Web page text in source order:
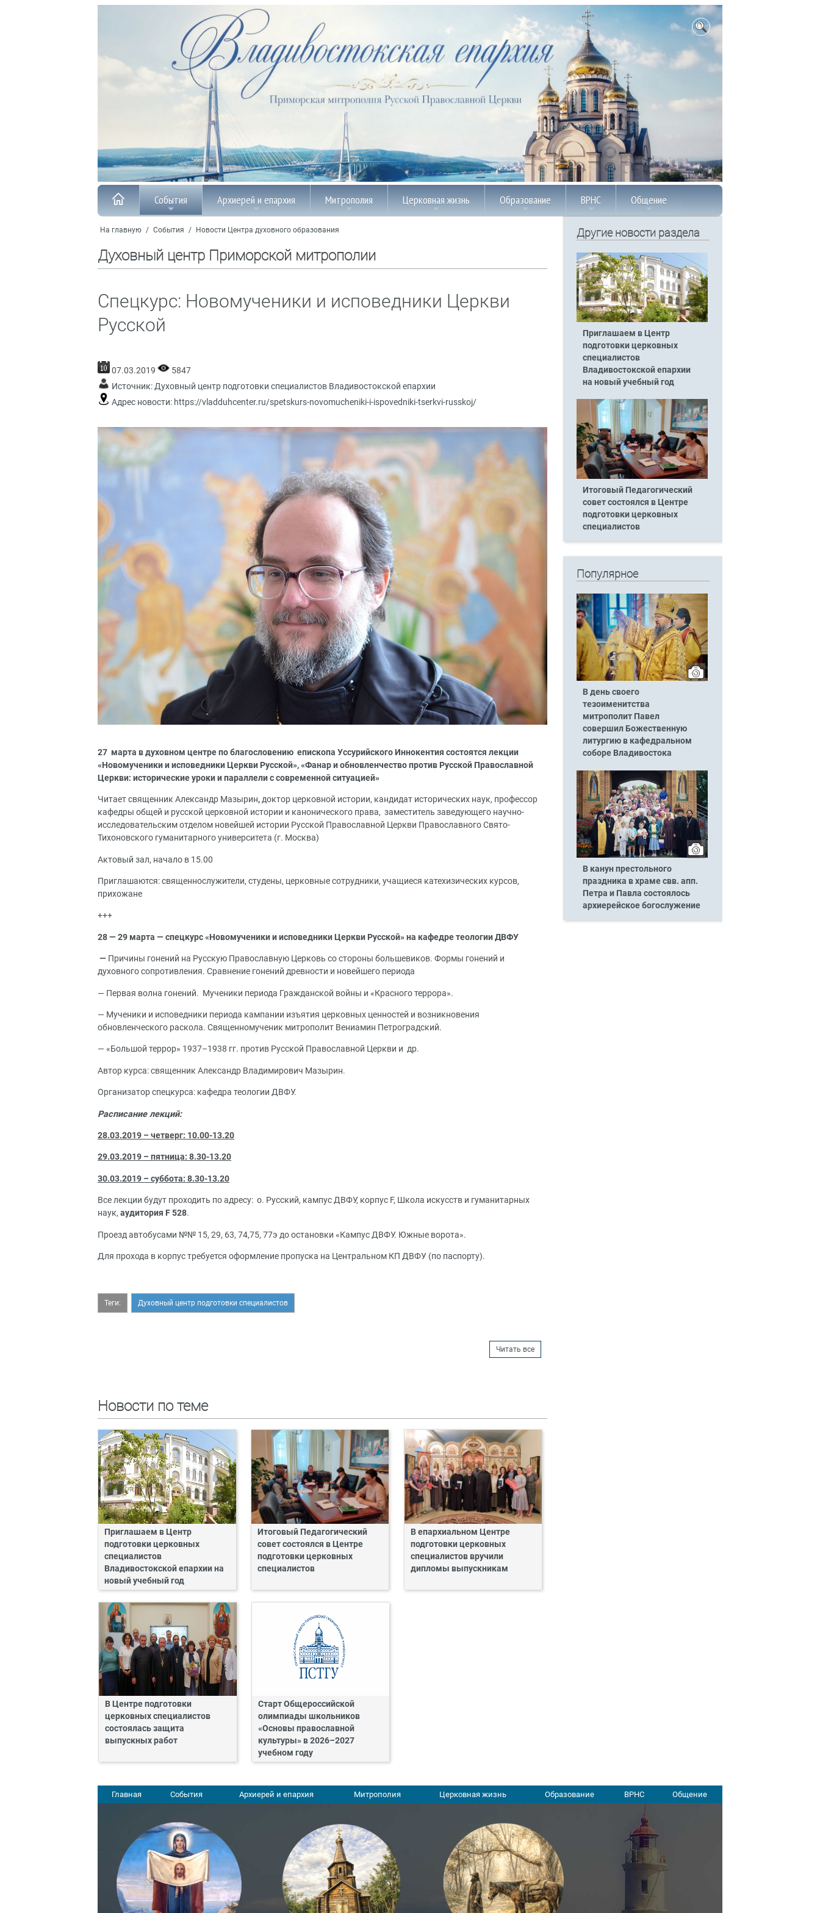
События Архиерей и епархия Митрополия Церковная жизнь Образование ВРНС Общение
На главную / События / Новости Центра духовного образования
Духовный центр Приморской митрополии
Спецкурс: Новомученики и исповедники Церкви
Русской
07.03.2019
5847
Источник:Духовный центр подготовки специалистов Владивостокской епархии
Адрес новости: https://vladduhcenter.ru/spetskurs-novomucheniki-i-ispovedniki-tserkvi-russkoj/
27 марта в духовном центре по благословению епископа Уссурийского Иннокентия состоятся лекции
«Новомученики и исповедники Церкви Русской»,«Фанар и обновленчествопротив Русской Православной
Церкви: исторические уроки и параллелис современной ситуацией»
Читает священник Александр Мазырин,доктор церковной истории, кандидат исторических наук, профессор
кафедры общей и русской церковной истории и канонического права, заместитель заведующего научно-
исследовательским отделом новейшей истории Русской Православной Церкви Православного Свято-
Тихоновского гуманитарного университета (г. Москва)
Актовый зал, начало в 15.00
Приглашаются: священнослужители, студены, церковные сотрудники, учащиеся катехизических курсов,
прихожане
+++
28 — 29 марта — спецкурс «Новомученики и исповедники Церкви Русской» на кафедре теологии ДВФУ
— Причины гонений на Русскую Православную Церковь со стороны большевиков. Формы гонений и
духовного сопротивления. Сравнение гонений древности и новейшего периода
— Первая волна гонений. Мученики периода Гражданской войны и «Красного террора».
— Мученики и исповедники периода кампании изъятия церковных ценностей и возникновения
обновленческого раскола. Священномученик митрополит Вениамин Петроградский.
— «Большой террор» 1937–1938 гг. против Русской Православной Церкви и др.
Автор курса: священник Александр Владимирович Мазырин.
Организатор спецкурса: кафедра теологии ДВФУ.
Расписание лекций:
28.03.2019 – четверг: 10.00-13.20
29.03.2019 – пятница: 8.30-13.20
30.03.2019 – суббота: 8.30-13.20
Все лекции будут проходить по адресу: о. Русский, кампус ДВФУ, корпус F, Школа искусств и гуманитарных
наук, аудитория F528.
Проезд автобусами №№ 15, 29, 63, 74,75, 77э до остановки «Кампус ДВФУ. Южные ворота».
Для прохода в корпус требуется оформление пропуска на Центральном КП ДВФУ (по паспорту).
Теги: Духовный центр подготовки специалистов
Читать все
Новости по теме
Приглашаем в Центр
подготовки церковных
специалистов
Владивостокской епархии на
новый учебный год
Итоговый Педагогический
совет состоялся в Центре
подготовки церковных
специалистов
В епархиальном Центре
подготовки церковных
специалистов вручили
дипломы выпускникам
В Центре подготовки
церковных специалистов
состоялась защита
выпускных работ
Старт Общероссийской
олимпиады школьников
«Основы православной
культуры» в 2026–2027
учебном году
Другие новости раздела
Приглашаем в Центр
подготовки церковных
специалистов
Владивостокской епархии
на новый учебный год
Итоговый Педагогический
совет состоялся в Центре
подготовки церковных
специалистов
Популярное
В день своего
тезоименитства
митрополит Павел
совершил Божественную
литургию в кафедральном
соборе Владивостока
В канун престольного
праздника в храме свв. апп.
Петра и Павла состоялось
архиерейское богослужение
Главная События Архиерей и епархия Митрополия Церковная жизнь Образование ВРНС Общение